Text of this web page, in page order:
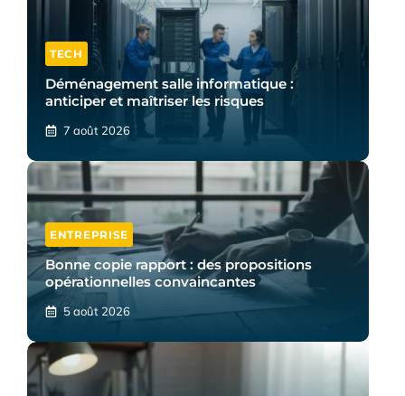
TECH
Déménagement salle informatique :
anticiper et maîtriser les risques
7 août 2026
ENTREPRISE
Bonne copie rapport : des propositions
opérationnelles convaincantes
5 août 2026